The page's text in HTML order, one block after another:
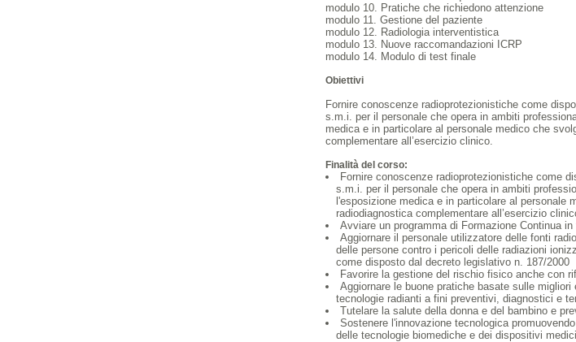
modulo 10. Pratiche che richiedono attenzione
modulo 11. Gestione del paziente
modulo 12. Radiologia interventistica
modulo 13. Nuove raccomandazioni ICRP
modulo 14. Modulo di test finale
Obiettivi
Fornire conoscenze radioprotezionistiche come
s.m.i. per il personale che opera in ambiti
medica e in particolare al personale medico che
complementare all’esercizio clinico.
Finalità del corso:
Fornire conoscenze radioprotezionistiche come
s.m.i. per il personale che opera in ambiti
l'esposizione medica e in particolare al personale
radiodiagnostica complementare all’esercizio
Avviare un programma di Formazione Continua
Aggiornare il personale utilizzatore delle fonti
delle persone contro i pericoli delle radiazioni
come disposto dal decreto legislativo n. 187/2000
Favorire la gestione del rischio fisico anche con
Aggiornare le buone pratiche basate sulle
tecnologie radianti a fini preventivi, diagnostici e
Tutelare la salute della donna e del bambino e
Sostenere l'innovazione tecnologica
delle tecnologie biomediche e dei dispositivi